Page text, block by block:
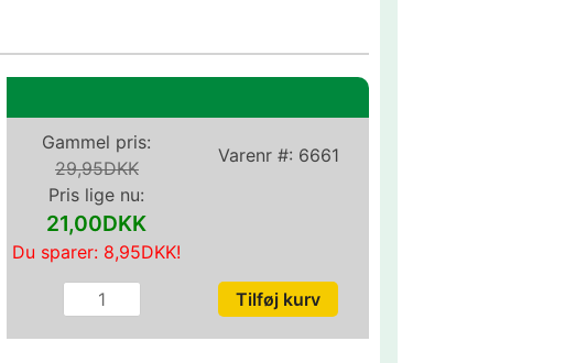
Varenr #: 6661
Gammel pris:
29,95DKK
Pris lige nu:
21,00DKK
Du sparer: 8,95DKK!